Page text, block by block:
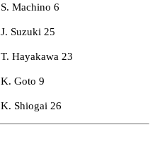
S. Machino 6
J. Suzuki 25
T. Hayakawa 23
K. Goto 9
K. Shiogai 26